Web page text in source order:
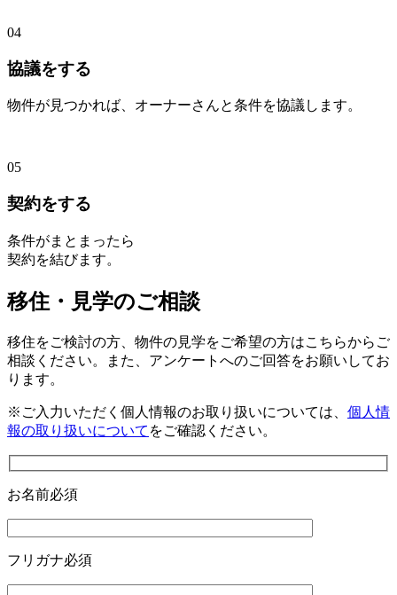
04
協議をする
物件が見つかれば、オーナーさんと条件を協議します。
05
契約をする
条件がまとまったら
契約を結びます。
移住・見学のご相談
移住をご検討の方、物件の見学をご希望の方はこちらからご
相談ください。
また、アンケートへのご回答をお願いしてお
ります。
※ご入力いただく個人情報のお取り扱いについては、 個人情
報の取り扱いについて をご確認ください。
お名前必須
フリガナ必須